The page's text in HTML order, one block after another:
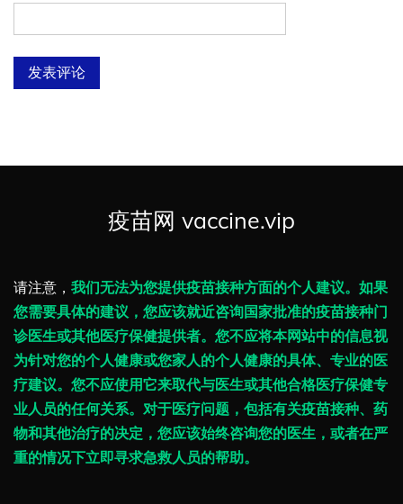
疫苗网 vaccine.vip
请注意， 我们无法为您提供疫苗接种方面的个人建议。如果
您需要具体的建议，您应该就近咨询国家批准的疫苗接种门
诊医生或其他医疗保健提供者。您不应将本网站中的信息视
为针对您的个人健康或您家人的个人健康的具体、专业的医
疗建议。您不应使用它来取代与医生或其他合格医疗保健专
业人员的任何关系。对于医疗问题，包括有关疫苗接种、药
物和其他治疗的决定，您应该始终咨询您的医生，或者在严
重的情况下立即寻求急救人员的帮助。